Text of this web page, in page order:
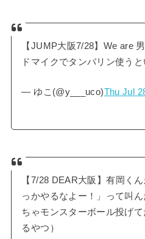
【JUMP大阪7/28】We are
ドマイクでタンバリン使う
— ゆこ(@y___uco)Thu Jul
【7/28 DEAR大阪】有岡く
っかやるなよー！」って叫
ちゃモンスターボール投げ
るやつ）